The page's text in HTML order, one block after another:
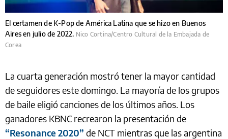
El certamen de K-Pop de América Latina que se hizo en Buenos
Aires en julio de 2022. Nico Cortina/Centro Cultural de la Embajada de
Corea
La cuarta generación mostró tener la mayor cantidad
de seguidores este domingo. La mayoría de los grupos
de baile eligió canciones de los últimos años. Los
ganadores KBNC recrearon la presentación de
“Resonance 2020” de NCT mientras que las argentina